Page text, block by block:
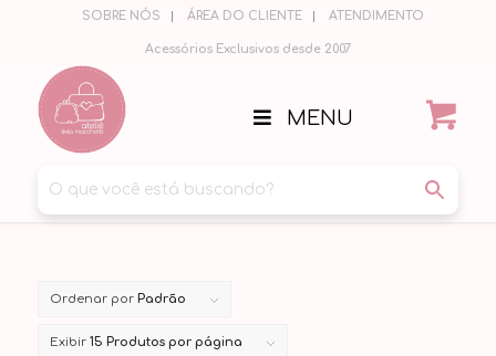
SOBRE NÓS ÁREA DO CLIENTE ATENDIMENTO
Acessórios Exclusivos desde 2007
MENU
Ordenar por Padrão
Exibir 15 Produtos por página